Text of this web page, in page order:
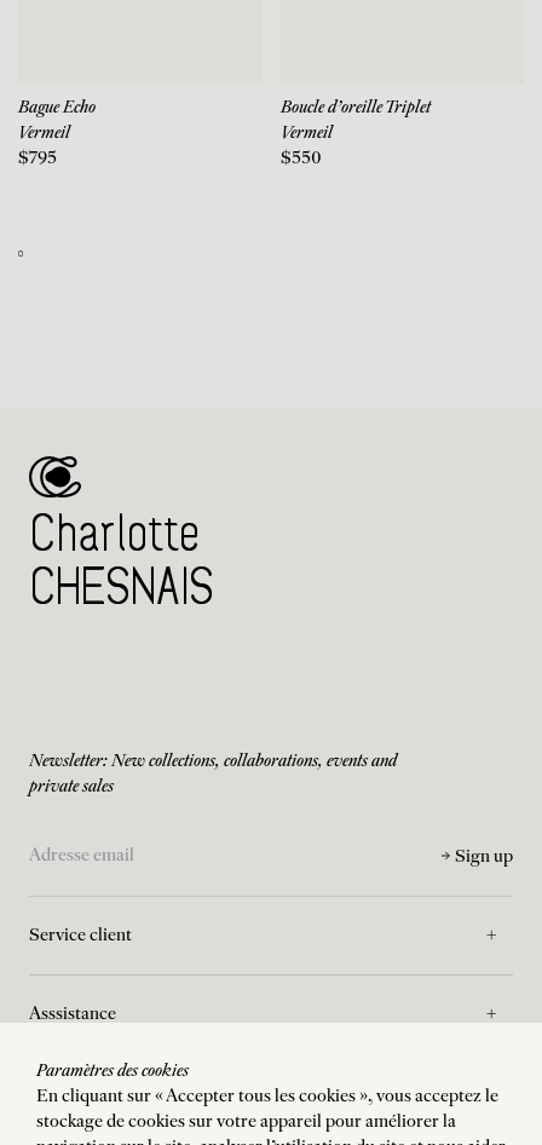
Bague Echo
Vermeil
$795
Boucle d'oreille Triplet
Vermeil
$550
0
Charlotte
CHESNAIS
Newsletter: New collections, collaborations, events and
private sales
Sign up
Service client
Asssistance
La Maison
Paramètres des cookies
En cliquant sur « Accepter tous les cookies », vous acceptez le
stockage de cookies sur votre appareil pour améliorer la